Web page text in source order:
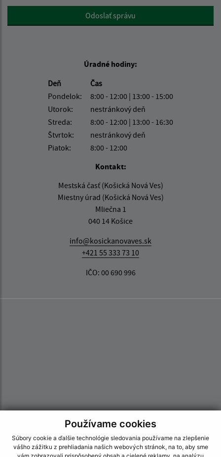
Používame cookies
Súbory cookie a ďalšie technológie sledovania používame na zlepšenie
vášho zážitku z prehliadania našich webových stránok, na to, aby sme
Google reCaptcha ResponseOdoslať správu
Úradné hodiny:
Deň
Čas
Pondelok:
8:00 - 12:00 | 13:00 - 15:00
Utorok:
nestránkový deň
Streda:
8:00 - 12:00 | 13:00 - 16:30
Štvrtok:
nestránkový deň
Piatok:
8:00 - 12:00
Kontakt:
Mestská časť (Košická Nová Ves)
Miestny úrad (Košická Nová Ves)
Mliečna 1
040 14 Košice
info@kosickanovaves.sk
+421 55 333 73 10
IČO: 00 690 996